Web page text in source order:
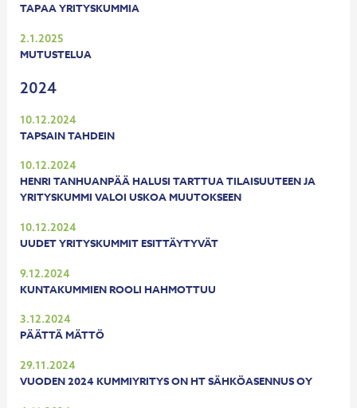
TAPAA YRITYSKUMMIA
MUTUSTELUA
2.1.2025
2024
TAPSAIN TAHDEIN
10.12.2024
HENRI TANHUANPÄÄ HALUSI TARTTUA TILAISUUTEEN JA
YRITYSKUMMI VALOI USKOA MUUTOKSEEN
10.12.2024
UUDET YRITYSKUMMIT ESITTÄYTYVÄT
10.12.2024
KUNTAKUMMIEN ROOLI HAHMOTTUU
9.12.2024
PÄÄTTÄ MÄTTÖ
3.12.2024
VUODEN 2024 KUMMIYRITYS ON HT SÄHKÖASENNUS OY
29.11.2024